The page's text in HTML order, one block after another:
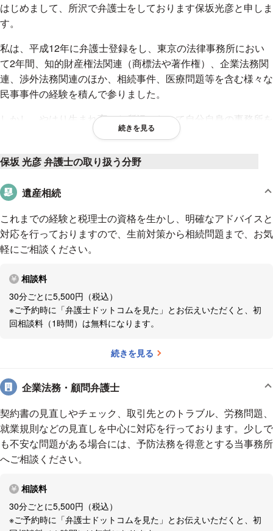
はじめまして、所沢で弁護士をしております保坂光彦と申しま
す。
私は、平成12年に弁護士登録をし、東京の法律事務所におい
て2年間、知的財産権法関連（商標法や著作権）、企業法務関
連、渉外法務関連のほか、相続事件、医療問題等を含む様々な
民事事件の経験を積んで参りました。
しかし、やはり生まれ育った所沢において自分自身の事務所を
持ち、より地域に根ざした仕事をしたいと思い、個人事務所と
弁護士法人を設立し、複数事務所体制となった後も、独立開業
対する迅速かつ充実したリーガルサービスの提供を目指し、
日々努めて参りました。
その甲斐もあってか、地域の様々な方に支えられつつ、気が付
けば法曹経験25年、弁護士法人設立18年を無事に迎えること
容もより一層充実し、自らの理想とするリーガルサービスの提
供が可能なレベルに更に近づくことができたと自負しておりま
す。もちろん、現状に満足することなく、また独立開業当初の
初心を忘れることなく、今後も、地域の身近で頼れる存在であ
☆ご相談希望の方は、「ドットコムを見た」とご予約時にお
伝えください。
お伝えいただけますと、初回1時間まで無料となります。
なお、通常のご相談料は３０分５５００円（税込）です。
※ご相談料の取扱いについては、予告なく変わる場合がござい
弁護士法人アルファ総合法律事務所
続きを見る
保坂 光彦 弁護士の取り扱う分野
遺産相続
これまでの経験と税理士の資格を生かし、明確なアドバイスと
対応を行っておりますので、生前対策から相続問題まで、お気
軽にご相談ください。
相談料
30分ごとに5,500円（税込）
※ご予約時に「弁護士ドットコムを見た」とお伝えいただくと、初
回相談料（1時間）は無料になります。
続きを見る
企業法務・顧問弁護士
契約書の見直しやチェック、取引先とのトラブル、労務問題、
就業規則などの見直しを中心に対応を行っております。少しで
も不安な問題がある場合には、予防法務を得意とする当事務所
へご相談ください。
相談料
30分ごとに5,500円（税込）
※ご予約時に「弁護士ドットコムを見た」とお伝えいただくと、初